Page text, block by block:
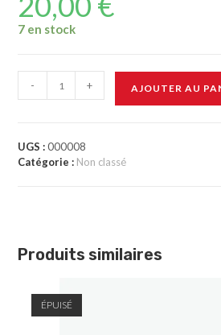
7 en stock
- + AJOUTER AU
UGS :000008
Catégorie : Non classé
Produits similaires
ÉPUISÉ